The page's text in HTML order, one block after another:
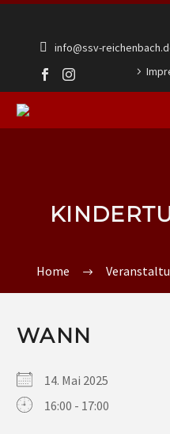
info@ssv-
Home
WANN
14. Mai 2025
16:00 - 17:00